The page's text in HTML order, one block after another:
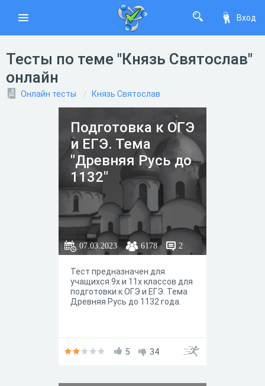
Вход
Тесты по теме "Князь Святослав"
онлайн
Онлайн тесты Князь Святослав
Подготовка к ОГЭ
и ЕГЭ. Тема
"Древняя Русь до
1132"
07.03.2023 6178 2
Тест предназначен для
учащихся 9х и 11х классов для
подготовки к ОГЭ и ЕГЭ. Тема
Древняя Русь до 1132 года.
5 34